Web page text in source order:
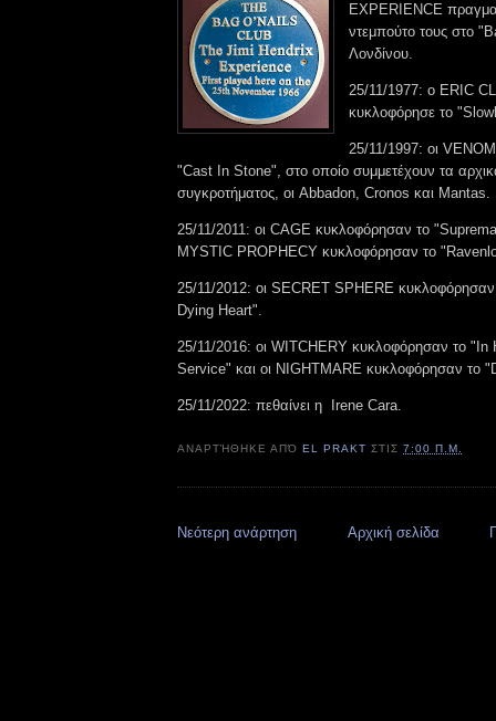
EXPERIENCE
ντεμπούτο τους στο
Λονδίνου.
25/11/1977: ο ERIC
κυκλοφόρησε το
25/11/1997: οι
"Cast In Stone", στο οποίο συμμετέχουν τα
συγκροτήματος, οι Abbadon, Cronos και Mantas.
25/11/2011: οι CAGE κυκλοφόρησαν το
MYSTIC PROPHECY κυκλοφόρησαν το
25/11/2012: οι SECRET SPHERE
Dying Heart".
25/11/2016: οι WITCHERY κυκλοφόρησαν το
Service" και οι NIGHTMARE κυκλοφόρησαν το
25/11/2022: πεθαίνει η Irene Cara.
ΑΝΑΡΤΉΘΗΚΕ ΑΠΌEL PRAKT ΣΤΙΣ7:00 Π.Μ.
Νεότερη ανάρτηση Αρχική σελίδα